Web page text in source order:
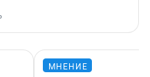
МНЕНИЕ